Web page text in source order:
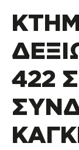
422